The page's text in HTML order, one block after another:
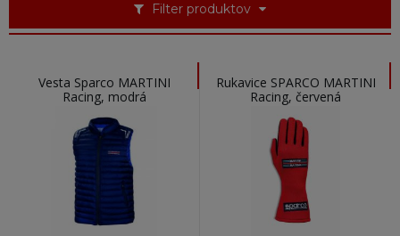
Filter produktov
Vesta Sparco MARTINI
Racing, modrá
Rukavice SPARCO MARTINI
Racing, červená